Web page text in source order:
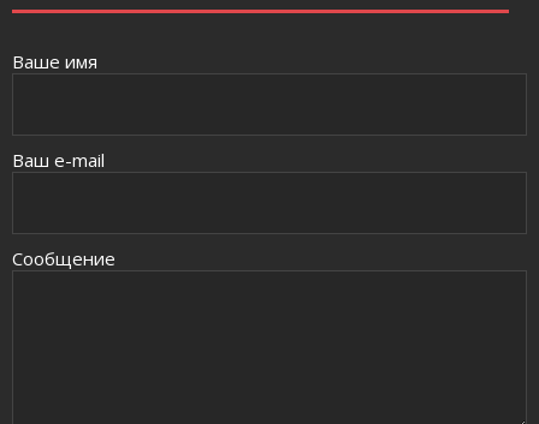
Ваше имя
Ваш e-mail
Сообщение